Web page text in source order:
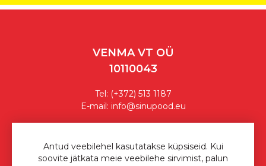
VENMA VT OÜ
10110043
Tel: (+372) 513 1187
E-mail: info@sinupood.eu
Ostutingimused
Privaatsuspoliitika
Antud veebilehel kasutatakse küpsiseid. Kui
soovite jätkata meie veebilehe sirvimist, palun